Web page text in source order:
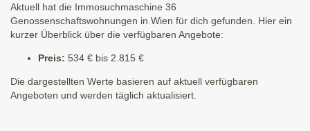
Aktuell hat die Immosuchmaschine 36
Genossenschaftswohnungen in Wien für dich gefunden. Hier ein
kurzer Überblick über die verfügbaren Angebote:
Preis: 534 € bis 2.815 €
Die dargestellten Werte basieren auf aktuell verfügbaren
Angeboten und werden täglich aktualisiert.